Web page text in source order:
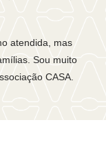
atendida, mas
Sou muito
CASA.